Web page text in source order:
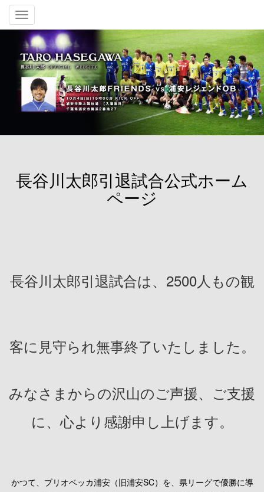
Toggle
navigation
長谷川太郎引退試合公式ホーム
ページ
長谷川太郎引退試合は、2500人もの観
客に見守られ無事終了いたしました。
みなさまからの沢山のご声援、ご支援
に、心より感謝申し上げます。
かつて、ブリオベッカ浦安（旧浦安SC）を、県リーグで優勝に導